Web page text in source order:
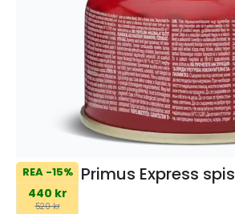
REA -15%
440 kr
520 kr
Primus Express spis